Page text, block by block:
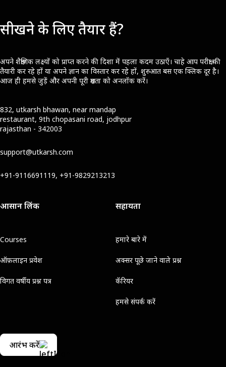
सीखने के लिए तैयार हैं?
अपने शैक्षणिक लक्ष्यों को प्राप्त करने की दिशा में पहला कदम उठाएँ। चाहे आप परीक्षा की
तैयारी कर रहे हों या अपने ज्ञान का विस्तार कर रहे हों, शुरुआत बस एक क्लिक दूर है।
आज ही हमसे जुड़ें और अपनी पूरी क्षमता को अनलॉक करें।
832, utkarsh bhawan, near mandap
restaurant, 9th chopasani road, jodhpur
rajasthan - 342003
support@utkarsh.com
+91-9116691119, +91-9829213213
आसान लिंक
Courses
ऑफ़लाइन प्रवेश
विगत वर्षीय प्रश्न पत्र
सहायता
हमारे बारे में
अक्सर पूछे जाने वाले प्रश्न
कॅरियर
हमसे संपर्क करें
आरंभ करें